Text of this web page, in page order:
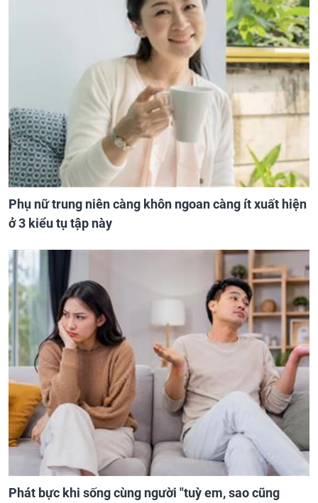
Phụ nữ trung niên càng khôn ngoan càng ít xuất hiện
ở 3 kiểu tụ tập này
Phát bực khi sống cùng người "tuỳ em, sao cũng